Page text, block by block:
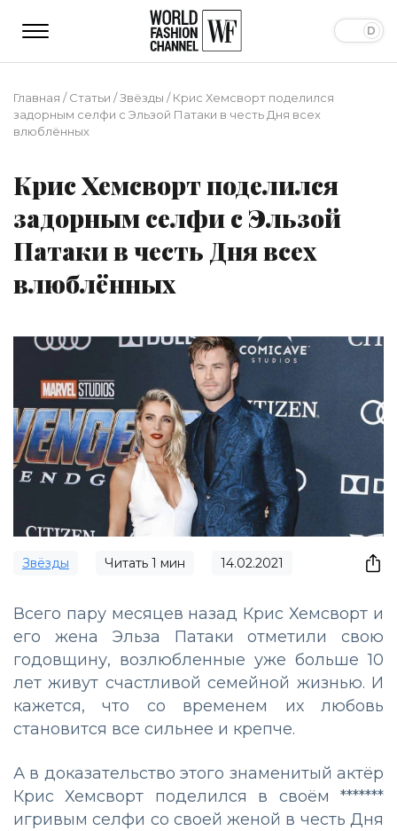
Главная /Статьи /Звёзды /Крис Хемсворт поделился
задорным селфи с Эльзой Патаки в честь Дня всех
влюблённых
Крис Хемсворт поделился
задорным селфи с Эльзой
Патаки в честь Дня всех
влюблённых
Звёзды Читать 1 мин 14.02.2021
Всего пару месяцев назад Крис Хемсворт и
его жена Эльза Патаки отметили свою
годовщину, возлюбленные уже больше 10
лет живут счастливой семейной жизнью. И
кажется, что со временем их любовь
становится все сильнее и крепче.
А в доказательство этого знаменитый актёр
Крис Хемсворт поделился в своём *******
игривым селфи со своей женой в честь Дня